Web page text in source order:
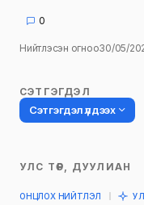
0
Нийтлэсэн огноо30/05/
СЭТГЭГДЭЛ
Сэтгэгдэл үлдээх
Таны имэйл
УЛС ТӨР, ДУУЛИАН
ОНЦЛОХ НИЙТЛЭЛ